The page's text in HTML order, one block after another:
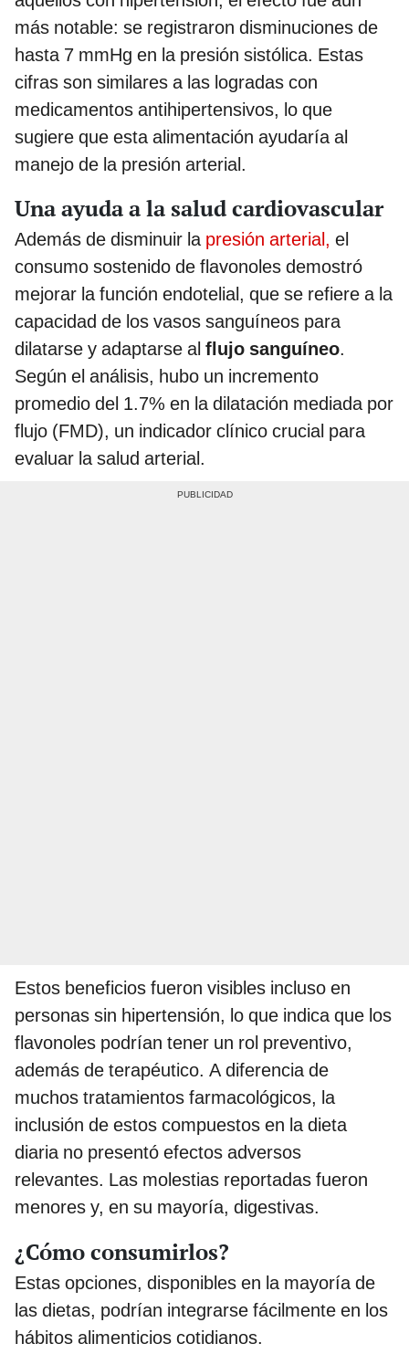
más notable: se registraron disminuciones de
hasta 7 mmHg en la presión sistólica. Estas
cifras son similares a las logradas con
medicamentos antihipertensivos, lo que
sugiere que esta alimentación ayudaría al
manejo de la presión arterial.
Una ayuda a la salud cardiovascular
Además de disminuir la presión arterial, el
consumo sostenido de flavonoles demostró
mejorar la función endotelial, que se refiere a la
capacidad de los vasos sanguíneos para
dilatarse y adaptarse al flujo sanguíneo.
Según el análisis, hubo un incremento
promedio del 1.7% en la dilatación mediada por
flujo (FMD), un indicador clínico crucial para
evaluar la salud arterial.
Estos beneficios fueron visibles incluso en
personas sin hipertensión, lo que indica que los
flavonoles podrían tener un rol preventivo,
además de terapéutico. A diferencia de
muchos tratamientos farmacológicos, la
inclusión de estos compuestos en la dieta
diaria no presentó efectos adversos
relevantes. Las molestias reportadas fueron
menores y, en su mayoría, digestivas.
¿Cómo consumirlos?
Estas opciones, disponibles en la mayoría de
las dietas, podrían integrarse fácilmente en los
hábitos alimenticios cotidianos.